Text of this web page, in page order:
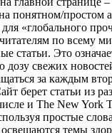
понятном/простом
«глобального
по всему
статьи. Это
дозу свежих
за каждым
берет статьи из
и The New York
простые
темы